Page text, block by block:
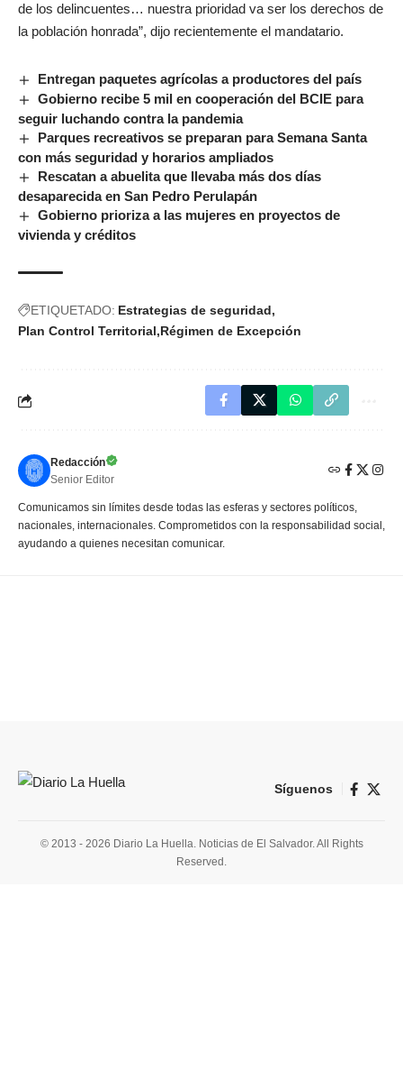
de los delincuentes… nuestra prioridad va ser los derechos de
la población honrada”, dijo recientemente el mandatario.
Entregan paquetes agrícolas a productores del país
Gobierno recibe 5 mil en cooperación del BCIE para
seguir luchando contra la pandemia
Parques recreativos se preparan para Semana Santa
con más seguridad y horarios ampliados
Rescatan a abuelita que llevaba más dos días
desaparecida en San Pedro Perulapán
Gobierno prioriza a las mujeres en proyectos de
vivienda y créditos
ETIQUETADO: Estrategias de seguridad
Plan Control Territorial Régimen de Excepción
Redacción
Senior Editor
Comunicamos sin límites desde todas las esferas y sectores políticos,
nacionales, internacionales. Comprometidos con la responsabilidad social,
ayudando a quienes necesitan comunicar.
Síguenos
© 2013 - 2026 Diario La Huella. Noticias de El Salvador. All Rights
Reserved.